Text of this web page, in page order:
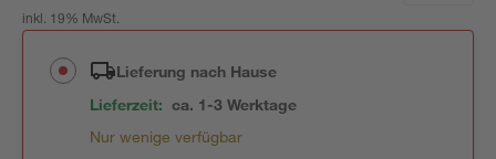
inkl. 19% MwSt.
Lieferung nach Hause
Lieferzeit: ca. 1-3 Werktage
Nur wenige verfügbar